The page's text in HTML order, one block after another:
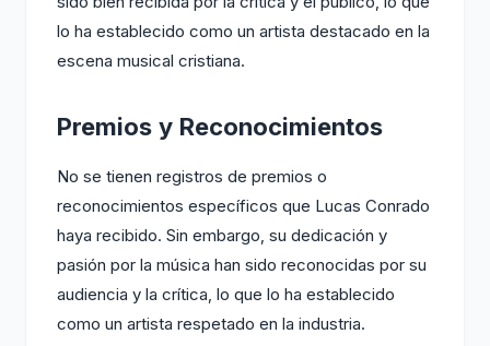
lo ha establecido como un artista destacado en la
escena musical cristiana.
Premios y Reconocimientos
No se tienen registros de premios o
reconocimientos específicos que Lucas Conrado
haya recibido. Sin embargo, su dedicación y
pasión por la música han sido reconocidas por su
audiencia y la crítica, lo que lo ha establecido
como un artista respetado en la industria.